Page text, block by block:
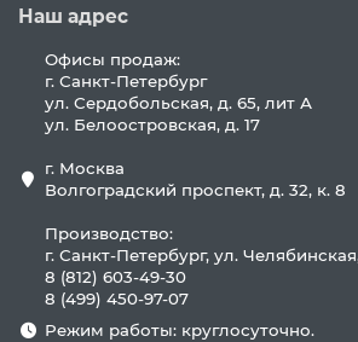
Наш адрес
Офисы продаж:
г. Санкт-Петербург
ул. Сердобольская, д. 65, лит А
ул. Белоостровская, д. 17
г. Москва
Волгоградский проспект, д. 32, к. 8
Производство:
г. Санкт-Петербург, ул.
8 (812) 603-49-30
8 (499) 450-97-07
Режим работы: круглосуточно.